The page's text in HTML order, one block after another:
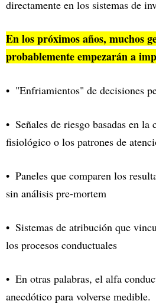
directamente en los sistemas de
En los próximos años, muchos
probablemente empezarán a
"Enfriamientos" de decisiones
Señales de riesgo basadas en
fisiológico o los patrones de
Paneles que comparen los
sin análisis pre-mortem
Sistemas de atribución que
los procesos conductuales
En otras palabras, el alfa
anecdótico para volverse medible.